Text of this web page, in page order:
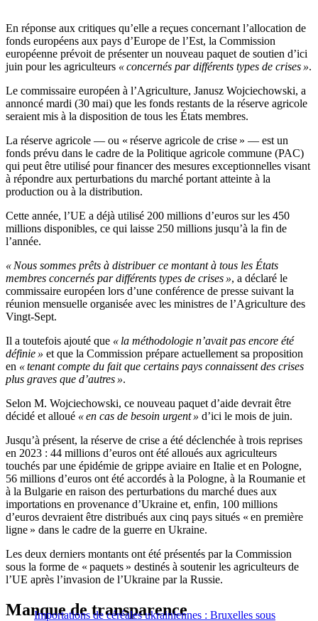
En réponse aux critiques qu’elle a reçues concernant l’allocation de
fonds européens aux pays d’Europe de l’Est, la Commission
européenne prévoit de présenter un nouveau paquet de soutien d’ici
juin pour les agriculteurs « concernés par différents types de crises ».
Le commissaire européen à l’Agriculture, Janusz Wojciechowski, a
annoncé mardi (30 mai) que les fonds restants de la réserve agricole
seraient mis à la disposition de tous les États membres.
La réserve agricole — ou « réserve agricole de crise » — est un
fonds prévu dans le cadre de la Politique agricole commune (PAC)
qui peut être utilisé pour financer des mesures exceptionnelles visant
à répondre aux perturbations du marché portant atteinte à la
production ou à la distribution.
Cette année, l’UE a déjà utilisé 200 millions d’euros sur les 450
millions disponibles, ce qui laisse 250 millions jusqu’à la fin de
l’année.
« Nous sommes prêts à distribuer ce montant à tous les États
membres concernés par différents types de crises », a déclaré le
commissaire européen lors d’une conférence de presse suivant la
réunion mensuelle organisée avec les ministres de l’Agriculture des
Vingt-Sept.
Il a toutefois ajouté que « la méthodologie n’avait pas encore été
définie » et que la Commission prépare actuellement sa proposition
en « tenant compte du fait que certains pays connaissent des crises
plus graves que d’autres ».
Selon M. Wojciechowski, ce nouveau paquet d’aide devrait être
décidé et alloué « en cas de besoin urgent » d’ici le mois de juin.
Jusqu’à présent, la réserve de crise a été déclenchée à trois reprises
en 2023 : 44 millions d’euros ont été alloués aux agriculteurs
touchés par une épidémie de grippe aviaire en Italie et en Pologne,
56 millions d’euros ont été accordés à la Pologne, à la Roumanie et
à la Bulgarie en raison des perturbations du marché dues aux
importations en provenance d’Ukraine et, enfin, 100 millions
d’euros devraient être distribués aux cinq pays situés « en première
ligne » dans le cadre de la guerre en Ukraine.
Les deux derniers montants ont été présentés par la Commission
sous la forme de « paquets » destinés à soutenir les agriculteurs de
l’UE après l’invasion de l’Ukraine par la Russie.
Importations de céréales ukrainiennes : Bruxelles sous
Manque de transparence